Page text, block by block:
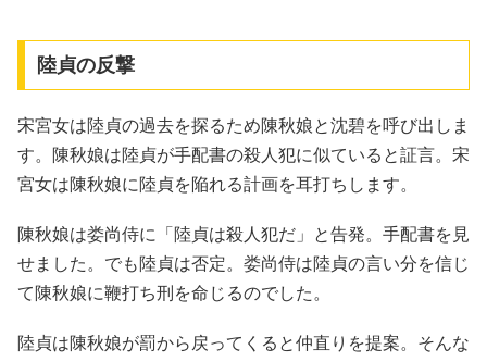
陸貞の反撃
宋宮女は陸貞の過去を探るため陳秋娘と沈碧を呼び出しま
す。陳秋娘は陸貞が手配書の殺人犯に似ていると証言。宋
宮女は陳秋娘に陸貞を陥れる計画を耳打ちします。
陳秋娘は娄尚侍に「陸貞は殺人犯だ」と告発。手配書を見
せました。でも陸貞は否定。娄尚侍は陸貞の言い分を信じ
て陳秋娘に鞭打ち刑を命じるのでした。
陸貞は陳秋娘が罰から戻ってくると仲直りを提案。そんな